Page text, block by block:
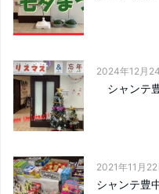
2024年12月
シャンテ
2021年11月22
シャンテ豊